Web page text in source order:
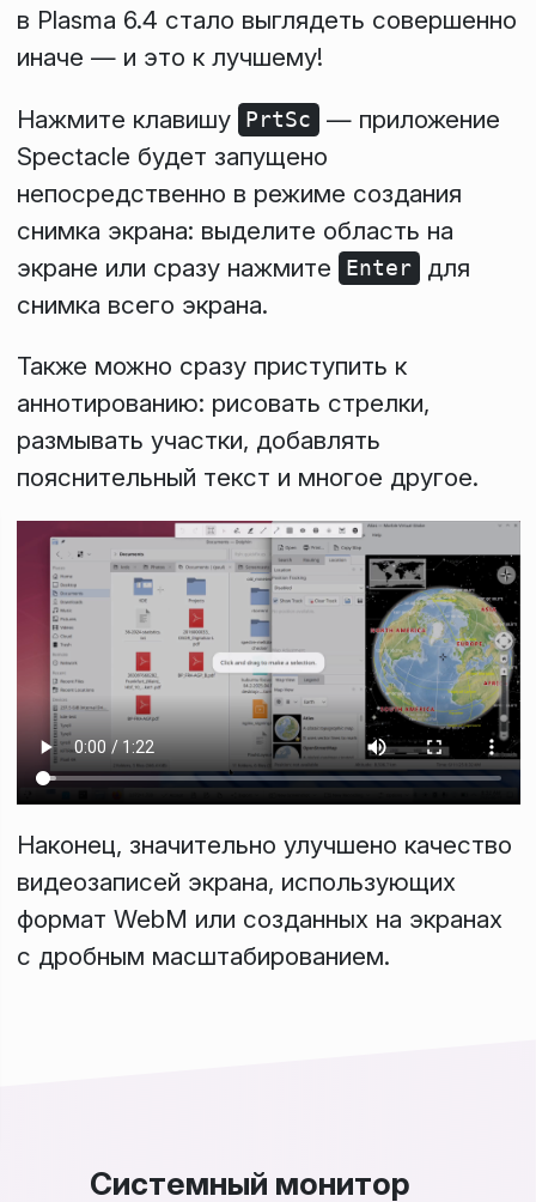
в Plasma 6.4 стало выглядеть совершенно
иначе — и это к лучшему!
Нажмите клавишу PrtSc
— приложение
Spectacle будет запущено
непосредственно в режиме создания
снимка экрана: выделите область на
экране или сразу нажмите
Enter
для
снимка всего экрана.
Также можно сразу приступить к
аннотированию: рисовать стрелки,
размывать участки, добавлять
пояснительный текст и многое другое.
Наконец, значительно улучшено качество
видеозаписей экрана, использующих
формат WebM или созданных на экранах
с дробным масштабированием.
Системный монитор